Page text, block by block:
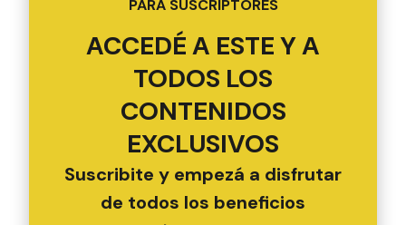
PARA SUSCRIPTORES
ACCEDÉ A ESTE Y A
TODOS LOS
CONTENIDOS
EXCLUSIVOS
Suscribite y empezá a disfrutar
de todos los beneficios